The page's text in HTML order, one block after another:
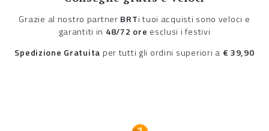
Grazie al nostro partner BRTi tuoi acquisti sono veloci e
garantiti in 48/72 ore esclusi i festivi
Spedizione Gratuita per tutti gli ordini superiori a € 39,90